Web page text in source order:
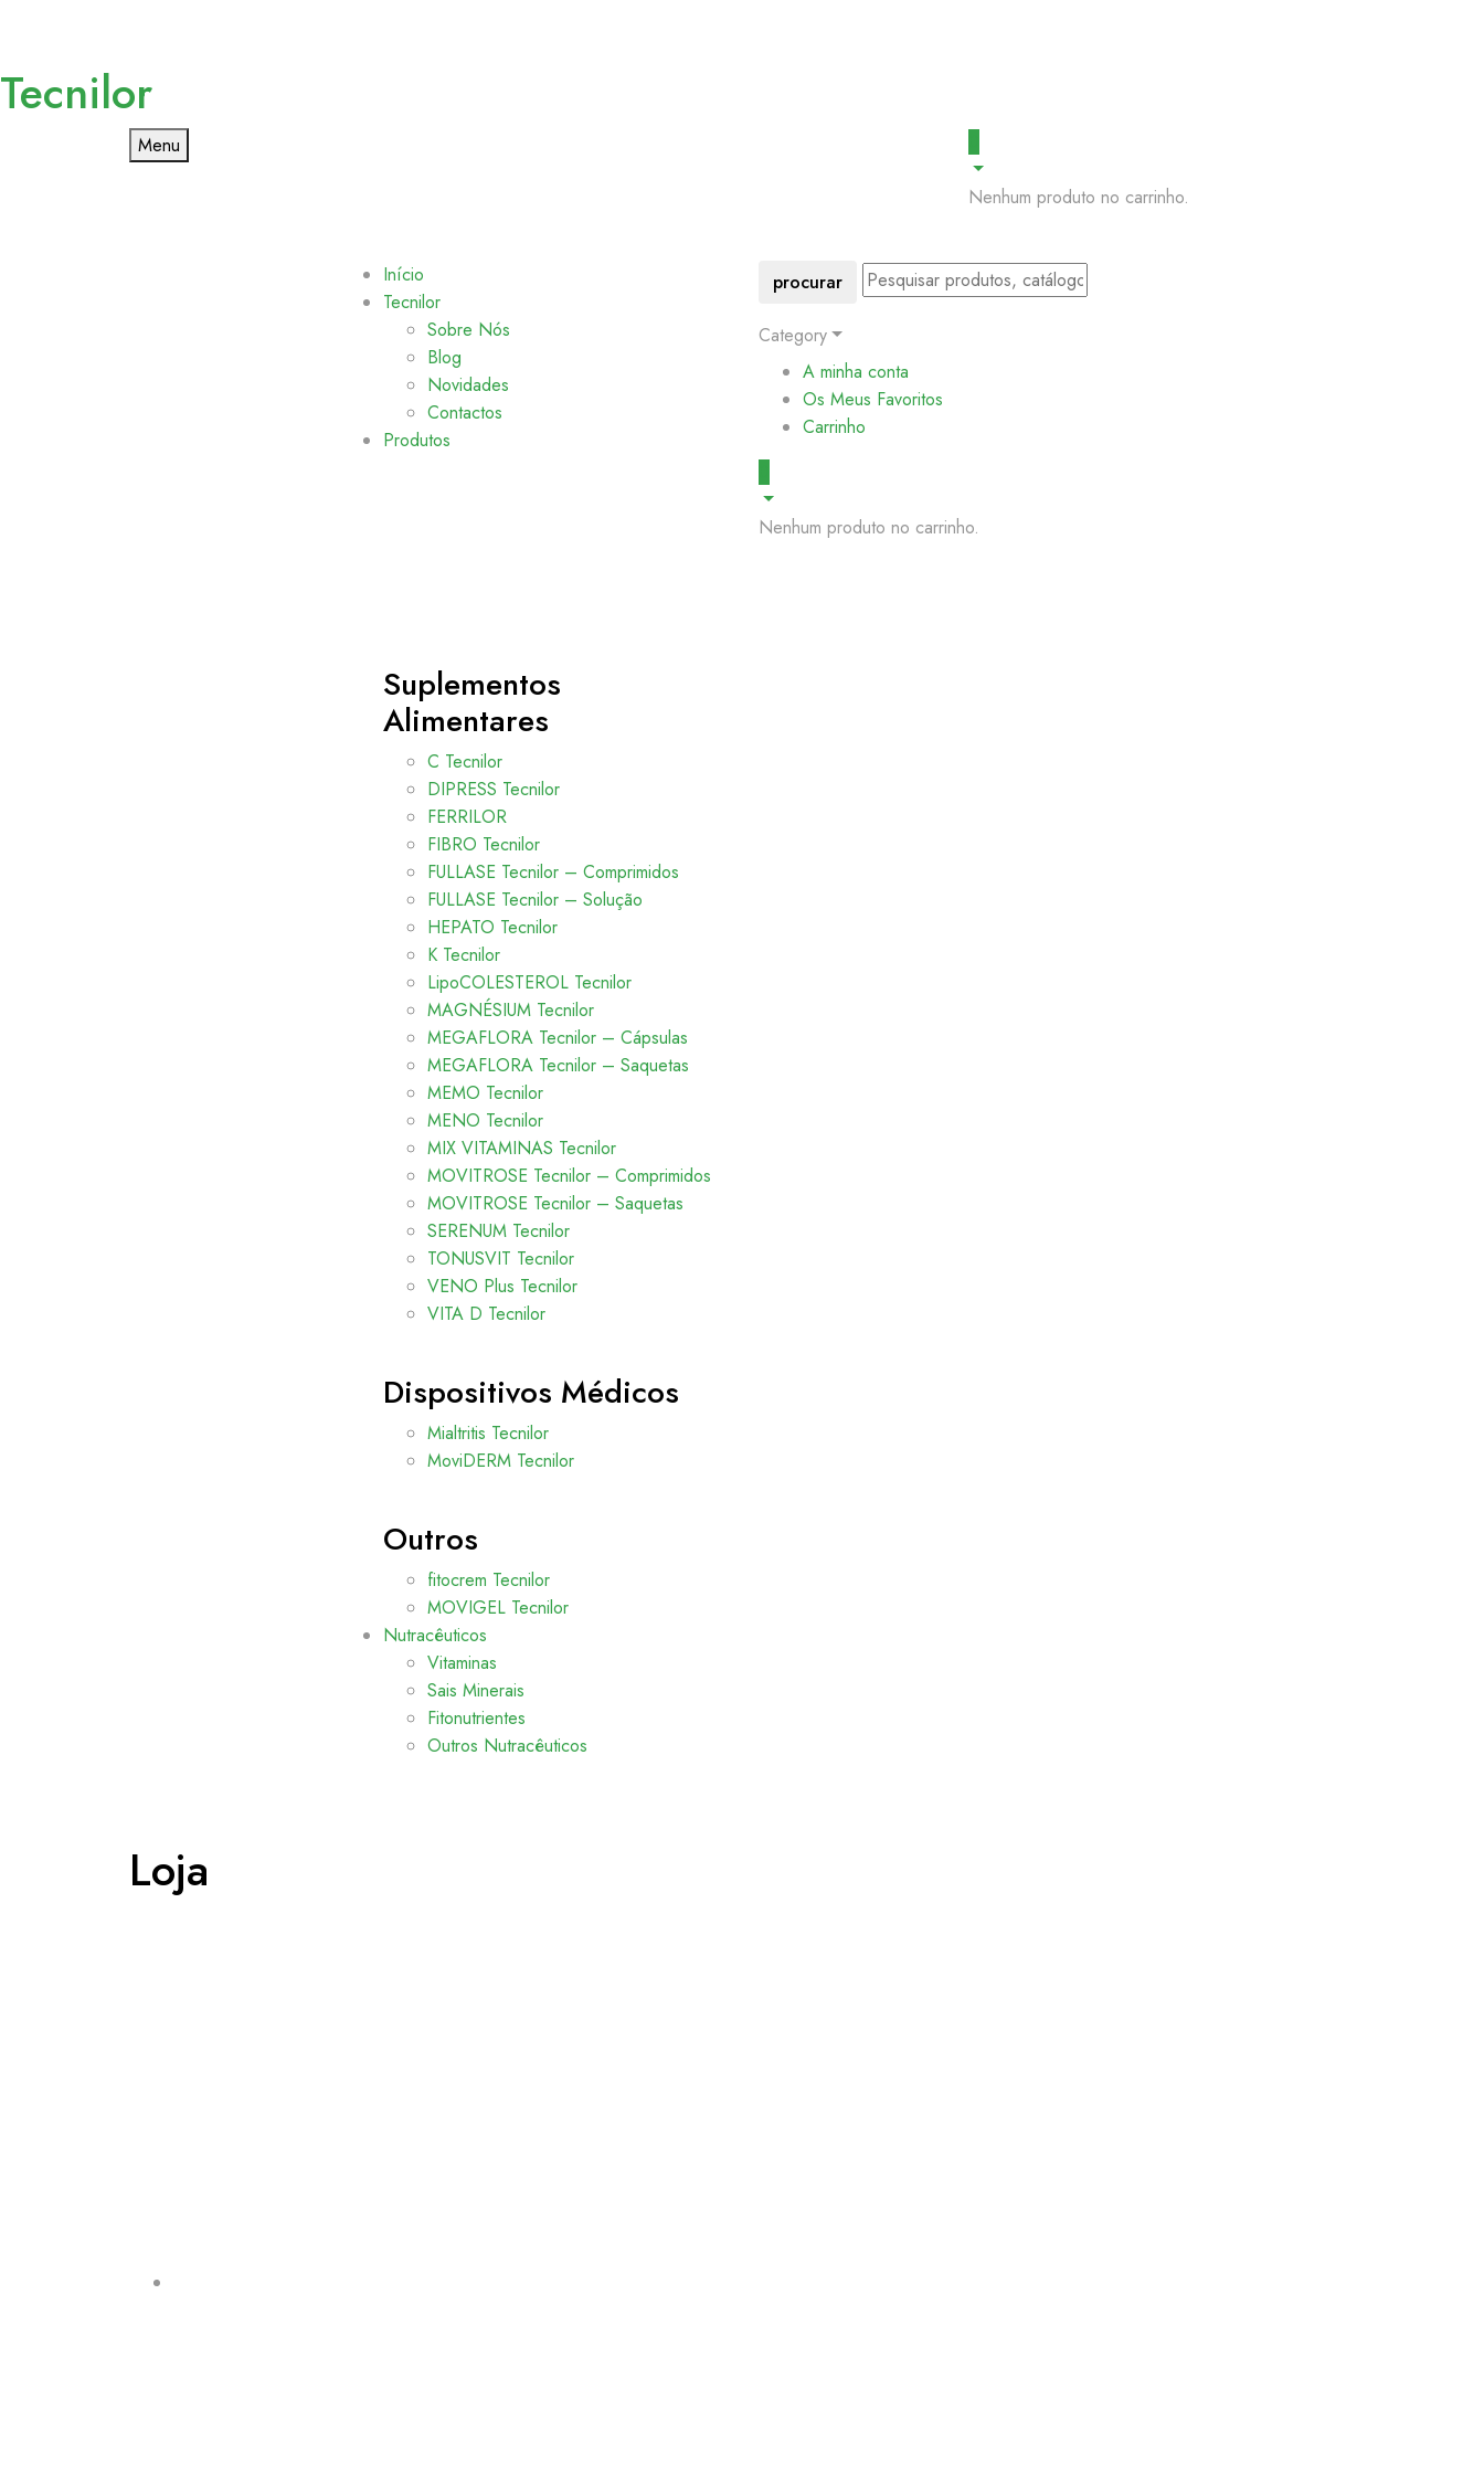
Tecnilor
Menu
Nenhum produto no carrinho.
Início
Tecnilor
Sobre Nós
Blog
Novidades
Contactos
Produtos
Suplementos
Alimentares
C Tecnilor
DIPRESS Tecnilor
FERRILOR
FIBRO Tecnilor
FULLASE Tecnilor – Comprimidos
FULLASE Tecnilor – Solução
HEPATO Tecnilor
K Tecnilor
LipoCOLESTEROL Tecnilor
MAGNÉSIUM Tecnilor
MEGAFLORA Tecnilor – Cápsulas
MEGAFLORA Tecnilor – Saquetas
MEMO Tecnilor
MENO Tecnilor
MIX VITAMINAS Tecnilor
MOVITROSE Tecnilor – Comprimidos
MOVITROSE Tecnilor – Saquetas
SERENUM Tecnilor
TONUSVIT Tecnilor
VENO Plus Tecnilor
VITA D Tecnilor
Dispositivos Médicos
Mialtritis Tecnilor
MoviDERM Tecnilor
Outros
fitocrem Tecnilor
MOVIGEL Tecnilor
Nutracêuticos
Vitaminas
Sais Minerais
Fitonutrientes
Outros Nutracêuticos
procurar
Category
A minha conta
Os Meus Favoritos
Carrinho
Nenhum produto no carrinho.
Loja